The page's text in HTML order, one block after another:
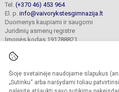
Šioje svetainėje naudojame slapukus
„Sutinku“ arba naršydami toliau
Tel. (+370 46) 453 964
El. p. info@vaivorykstesgimnazija.lt
Duomenys kaupiami ir saugomi
Juridinių asmenų registre
Įmonės kodas 191788821
© 2022. Gargždų „Vaivorykštės“
Kopijuoti turinį be raštiško gimnazijos